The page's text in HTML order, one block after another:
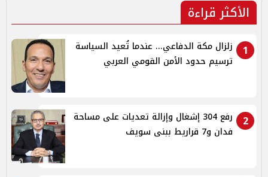
الأكثر قراءة
1
زلزال مكة الدفاعي... عندما تُعيد السياسة
ترسيم حدود الأمن القومي العربي
2
رفع 304 إشغال وإزالة تعديات على مساحة
فدان و7 قراريط ببنى سويف